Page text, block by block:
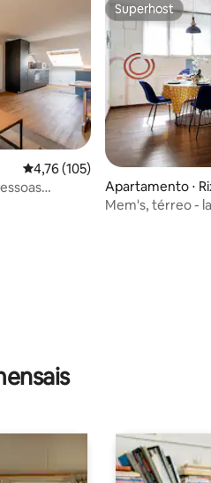
4,76 de uma avaliação média
4,76 (105)
Superhost
Superhost
Apartamento ⋅
Mem's, térreo -